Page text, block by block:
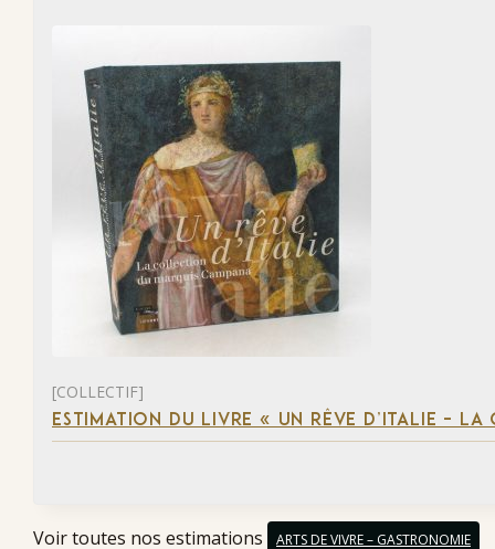
[COLLECTIF]
ESTIMATION DU LIVRE « UN RÊVE D’ITALIE –
Voir toutes nos estimations ARTS DE VIVRE – GASTRONOMIE